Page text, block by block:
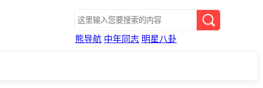
熊导航 中年同志 明星八卦